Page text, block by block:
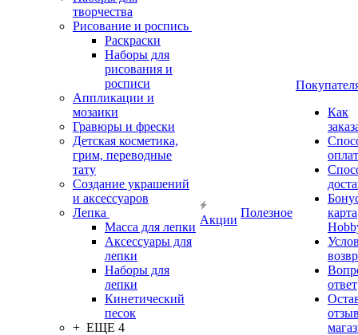
творчества
Рисование и роспись
Раскраски
Наборы для
рисования и
росписи
Аппликации и
мозаики
Гравюры и фрески
Детская косметика,
грим, переводные
тату
Создание украшений
и аксессуаров
Лепка
Масса для лепки
Аксессуары для
лепки
Наборы для
лепки
Кинетический
песок
+ ЕЩЕ 4
Акции
Полезное
Как
карта
ответ